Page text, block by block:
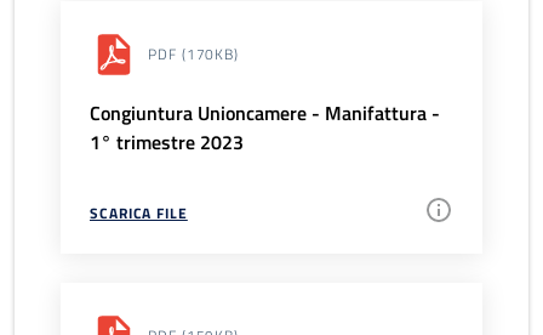
PDF (170KB)
Congiuntura Unioncamere - Manifattura -
1° trimestre 2023
SCARICA FILE